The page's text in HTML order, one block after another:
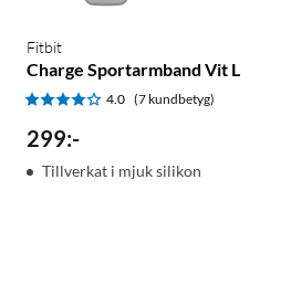
Fitbit
Charge Sportarmband Vit L
4.0 (7 kundbetyg)
299:-
Tillverkat i mjuk silikon